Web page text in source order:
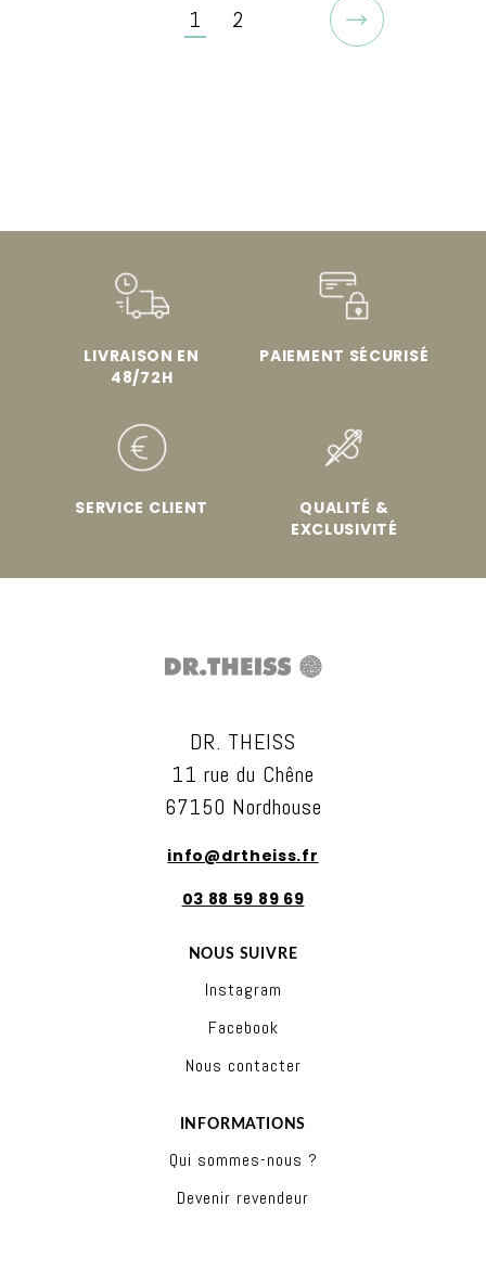
1 2
Suivant
LIVRAISON EN
48/72H
PAIEMENT SÉCURISÉ
SERVICE CLIENT
QUALITÉ &
EXCLUSIVITÉ
DR. THEISS
11 rue du Chêne
67150 Nordhouse
info@drtheiss.fr
03 88 59 89 69
NOUS SUIVRE
Instagram
Facebook
Nous contacter
INFORMATIONS
Qui sommes-nous ?
Devenir revendeur